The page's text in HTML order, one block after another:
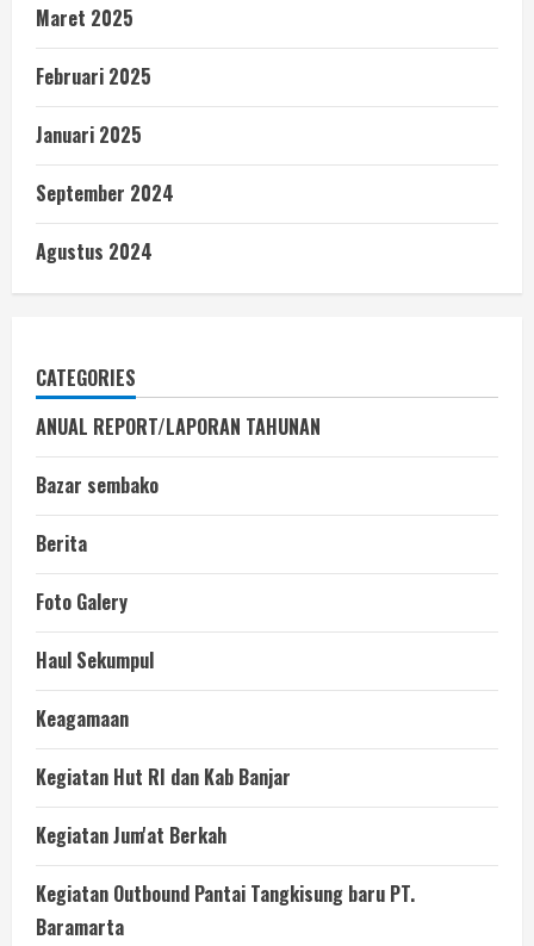
Maret 2025
Februari 2025
Januari 2025
September 2024
Agustus 2024
CATEGORIES
ANUAL REPORT/LAPORAN TAHUNAN
Bazar sembako
Berita
Foto Galery
Haul Sekumpul
Keagamaan
Kegiatan Hut RI dan Kab Banjar
Kegiatan Jum'at Berkah
Kegiatan Outbound Pantai Tangkisung baru PT.
Baramarta